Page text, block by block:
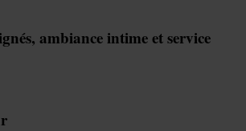
ambiance intime et service